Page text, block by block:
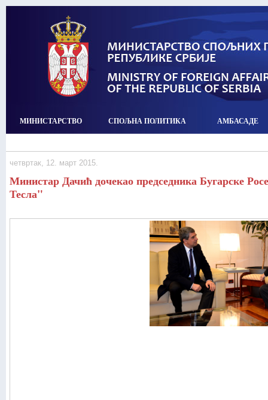
МИНИСТАРСТВО СПОЉНА ПОЛИТИКА АМБАСАДЕ
четвртак, 12. март 2015.
Министар Дачић дочекао председника Бугарске
Тесла"